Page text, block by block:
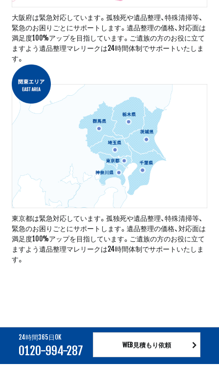
大阪府は緊急対応しています。孤独死や遺品整理、特殊清掃等、
緊急のお困りごとにサポートします。遺品整理の価格、対応面は
満足度100%アップを目指しています。ご遺族の方のお役に立て
ますよう遺品整理マレリークは24時間体制でサポートいたしま
す。
東京都は緊急対応しています。孤独死や遺品整理、特殊清掃等、
緊急のお困りごとにサポートします。遺品整理の価格、対応面は
満足度100%アップを目指しています。ご遺族の方のお役に立て
ますよう遺品整理マレリークは24時間体制でサポートいたしま
す。
24時間365日OK
0120-994-287 WEB見積もり依頼